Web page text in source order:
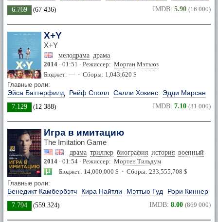
6.769 (67 436) IMDB: 5.90 (16 000)
X+Y
X+Y
мелодрама драма
2014 · 01:51 · Режиссер: Морган Мэтьюз
Бюджет: — · Сборы: 1,043,620 $
Главные роли:
Эйса Баттерфилд Рейф Сполл Салли Хокинс Эдди Марсан
7.129 (12 388) IMDB: 7.10 (31 000)
Игра в имитацию
The Imitation Game
драма триллер биография история военный
2014 · 01:54 · Режиссер: Мортен Тильдум
Бюджет: 14,000,000 $ · Сборы: 233,555,708 $
Главные роли:
Бенедикт Камбербэтч Кира Найтли Мэттью Гуд Рори Киннер
7.794 (559 324) IMDB: 8.00 (869 000)